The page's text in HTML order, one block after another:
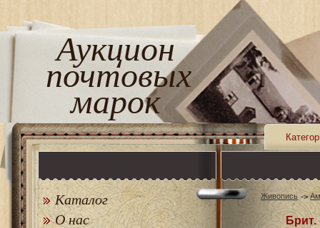
Аукцион
почтовых
марок
Каталог
О нас
Живопись
Брит.